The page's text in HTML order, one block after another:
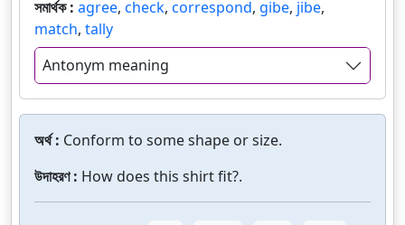
সমার্থক : agree, check, correspond, gibe, jibe,
match, tally
Antonym meaning
অর্থ : Conform to some shape or size.
উদাহরণ : How does this shirt fit?.